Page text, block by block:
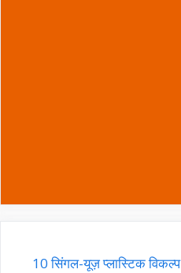
10 सिंगल-यूज़ प्लास्टिक विकल्प